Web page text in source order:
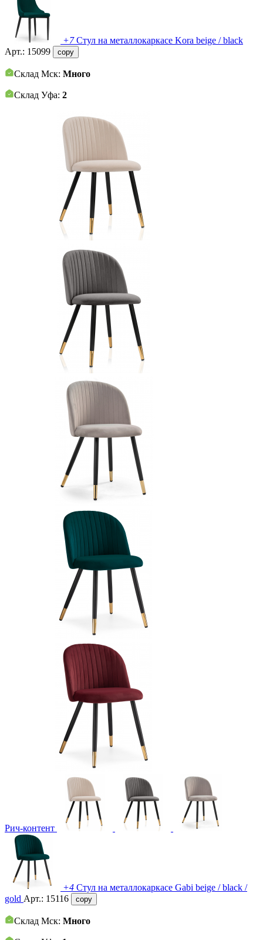
+7 Стул на металлокаркасе Kora beige / black
Арт.: 15099 copy
Склад Мск: Много
Склад Уфа: 2
Рич-контент
+4 Стул на металлокаркасе Gabi beige / black /
gold Арт.: 15116 copy
Склад Мск: Много